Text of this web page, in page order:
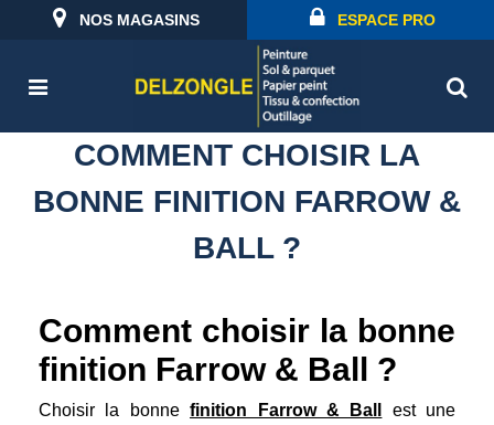
NOS MAGASINS ESPACE PRO
COMMENT CHOISIR LA
BONNE FINITION FARROW &
BALL ?
Comment choisir la bonne
finition Farrow & Ball ?
Choisir la bonnefinition Farrow & Ball
est une